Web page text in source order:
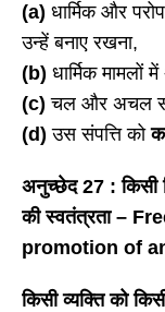
(a) धार्मिक और
उन्हें बनाए रखना,
(b) धार्मिक मामलों में
(c) चल और अचल
(d) उस संपत्ति को
अनुच्छेद 27 : किसी
की स्वतंत्रता –
promotion of
किसी व्यक्ति को